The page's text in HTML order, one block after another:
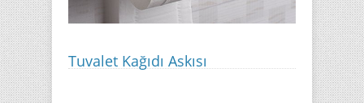
Tuvalet Kağıdı Askısı